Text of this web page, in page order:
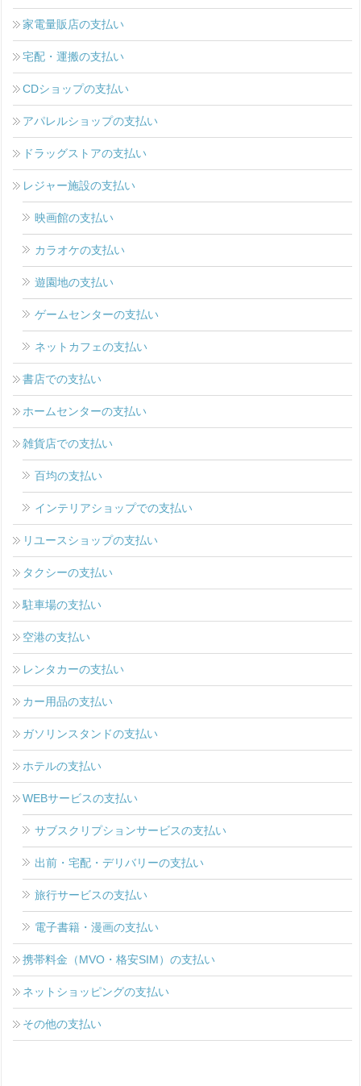
家電量販店の支払い
宅配・運搬の支払い
CDショップの支払い
アパレルショップの支払い
ドラッグストアの支払い
レジャー施設の支払い
映画館の支払い
カラオケの支払い
遊園地の支払い
ゲームセンターの支払い
ネットカフェの支払い
書店での支払い
ホームセンターの支払い
雑貨店での支払い
百均の支払い
インテリアショップでの支払い
リユースショップの支払い
タクシーの支払い
駐車場の支払い
空港の支払い
レンタカーの支払い
カー用品の支払い
ガソリンスタンドの支払い
ホテルの支払い
WEBサービスの支払い
サブスクリプションサービスの支払い
出前・宅配・デリバリーの支払い
旅行サービスの支払い
電子書籍・漫画の支払い
携帯料金（MVO・格安SIM）の支払い
ネットショッピングの支払い
その他の支払い